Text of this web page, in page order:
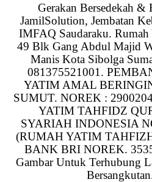
Gerakan Bersedekah &
JamilSolution, Jembatan
IMFAQ Saudaraku.
49 Blk Gang Abdul Majid
Manis Kota Sibolga
081375521001.
YATIM AMAL
SUMUT. NOREK :
YATIM TAHFIDZ
SYARIAH INDONESIA
(RUMAH YATIM
BANK BRI NOREK.
Gambar Untuk Terhubung